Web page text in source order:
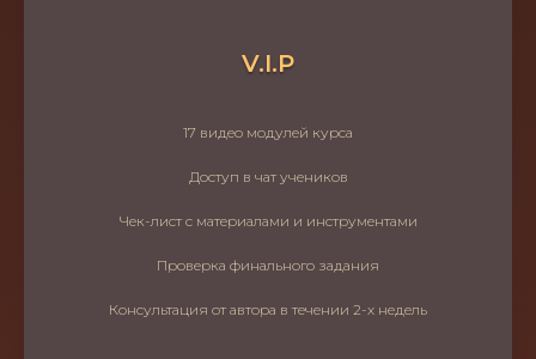
V.I.P
17 видео модулей курса
Доступ в чат учеников
Чек-лист с материалами и инструментами
Проверка финального задания
Консультация от автора в течении 2-х недель